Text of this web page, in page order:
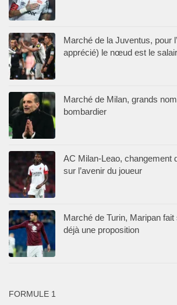
Marché de la Juventus, pour
apprécié) le nœud est le
Marché de Milan, grands
bombardier
AC Milan-Leao, changement
sur l’avenir du joueur
Marché de Turin, Maripan
déjà une proposition
FORMULE 1